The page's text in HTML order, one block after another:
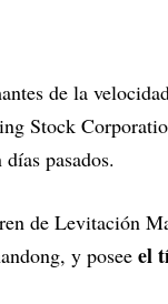
de la
Stock
pasados.
de Levitación
y posee el